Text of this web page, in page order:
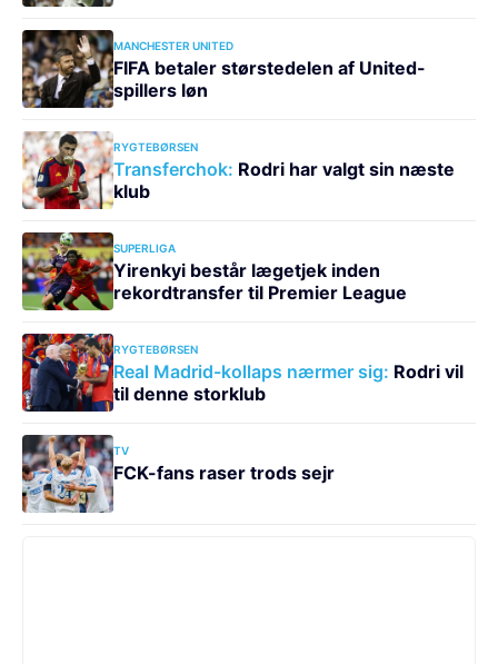
MANCHESTER UNITED
FIFA betaler størstedelen af United-
spillers løn
RYGTEBØRSEN
Transferchok: Rodri har valgt sin næste
klub
SUPERLIGA
Yirenkyi består lægetjek inden
rekordtransfer til Premier League
RYGTEBØRSEN
Real Madrid-kollaps nærmer sig: Rodri vil
til denne storklub
TV
FCK-fans raser trods sejr